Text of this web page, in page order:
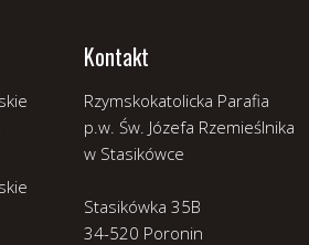
Kontakt
Rzymskokatolicka Parafia
p.w. Św. Józefa Rzemieślnika
w Stasikówce
Stasikówka 35B
34-520 Poronin